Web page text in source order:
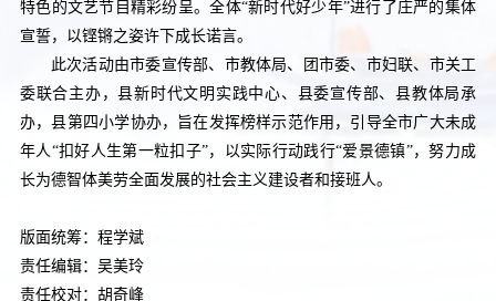
特色的文艺节目精彩纷呈。全体“新时代好少年”进行了庄严的集体
宣誓，以铿锵之姿许下成长诺言。
此次活动由市委宣传部、市教体局、团市委、市妇联、市关工
委联合主办，县新时代文明实践中心、县委宣传部、县教体局承
办，县第四小学协办，旨在发挥榜样示范作用，引导全市广大未成
年人“扣好人生第一粒扣子”，以实际行动践行“爱景德镇”，努力成
长为德智体美劳全面发展的社会主义建设者和接班人。
版面统筹：程学斌
责任编辑：吴美玲
责任校对：胡奇峰